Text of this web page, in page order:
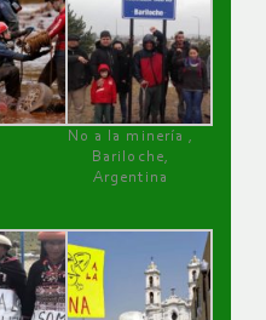
No a la minería ,
Bariloche,
Argentina